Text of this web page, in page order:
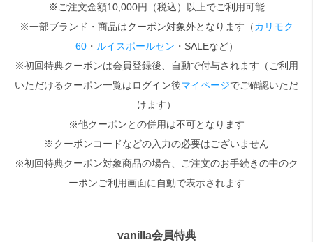
※ご注文金額10,000円（税込）以上でご利用可能
※一部ブランド・商品はクーポン対象外となります（カリモク
60・ ルイスポールセン ・SALEなど）
※初回特典クーポンは会員登録後、自動で付与されます（ご利用
いただけるクーポン一覧はログイン後マイページでご確認いただ
けます）
※他クーポンとの併用は不可となります
※クーポンコードなどの入力の必要はございません
※初回特典クーポン対象商品の場合、ご注文のお手続きの中のク
ーポンご利用画面に自動で表示されます
vanilla会員特典